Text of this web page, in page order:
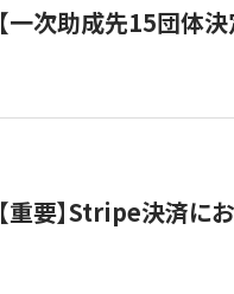
【一次助成先15団体決
【重要】Stripe決済に